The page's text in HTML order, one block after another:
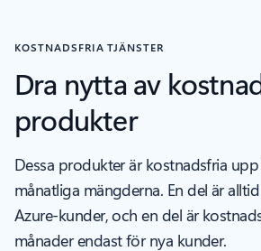
KOSTNADSFRIA TJÄNSTER
Dra nytta av
produkter
Dessa produkter är kostnadsfria
månatliga mängderna. En del är
Azure-kunder, och en del är
månader endast för nya kunder.